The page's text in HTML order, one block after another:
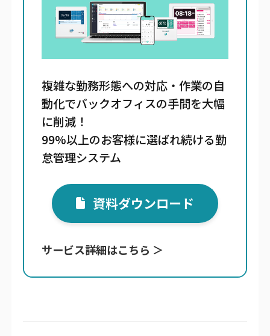
複雑な勤務形態への対応・作業の自
動化でバックオフィスの手間を大幅
に削減！
99%以上のお客様に選ばれ続ける勤
怠管理システム
資料ダウンロード
サービス詳細はこちら ＞